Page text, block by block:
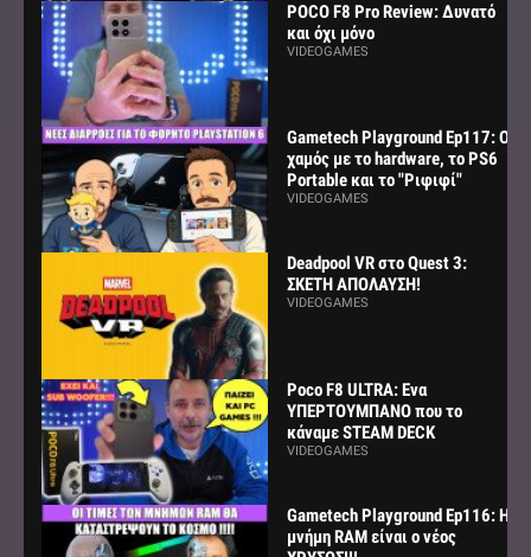
POCO F8 Pro Review: Δυνατό
και όχι μόνο
VIDEOGAMES
Gametech Playground Ep117: Ο
χαμός με το hardware, το PS6
Portable και το "Ριφιφί"
VIDEOGAMES
Deadpool VR στο Quest 3:
ΣΚΕΤΗ ΑΠΟΛΑΥΣΗ!
VIDEOGAMES
Poco F8 ULTRA: Ενα
ΥΠΕΡΤΟΥΜΠΑΝΟ που το
κάναμε STEAM DECK
VIDEOGAMES
Gametech Playground Ep116: Η
μνήμη RAM είναι ο νέος